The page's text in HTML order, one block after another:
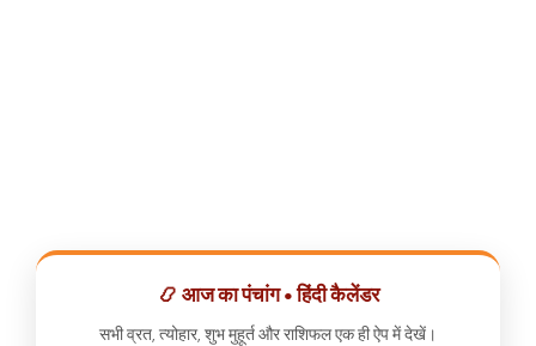
📿 आज का पंचांग • हिंदी कैलेंडर
सभी व्रत, त्योहार, शुभ मुहूर्त और राशिफल एक ही ऐप में देखें।